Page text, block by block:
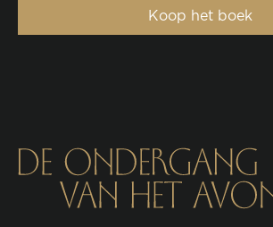
Koop het boek